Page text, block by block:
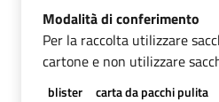
Modalità di conferimento
Per la raccolta utilizzare
cartone e non utilizzare
blister carta da pacchi pulita